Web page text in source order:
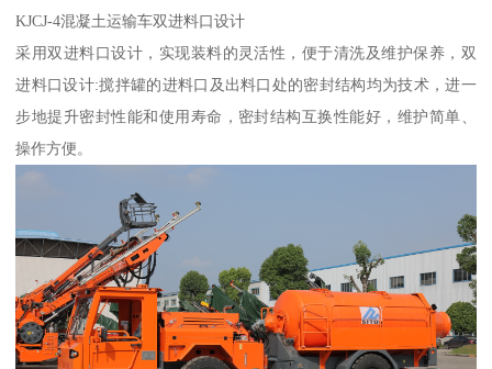
KJCJ-4混凝土运输车双进料口设计
采用双进料口设计，实现装料的灵活性，便于清洗及维护保养，双
进料口设计:搅拌罐的进料口及出料口处的密封结构均为技术，进一
步地提升密封性能和使用寿命，密封结构互换性能好，维护简单、
操作方便。